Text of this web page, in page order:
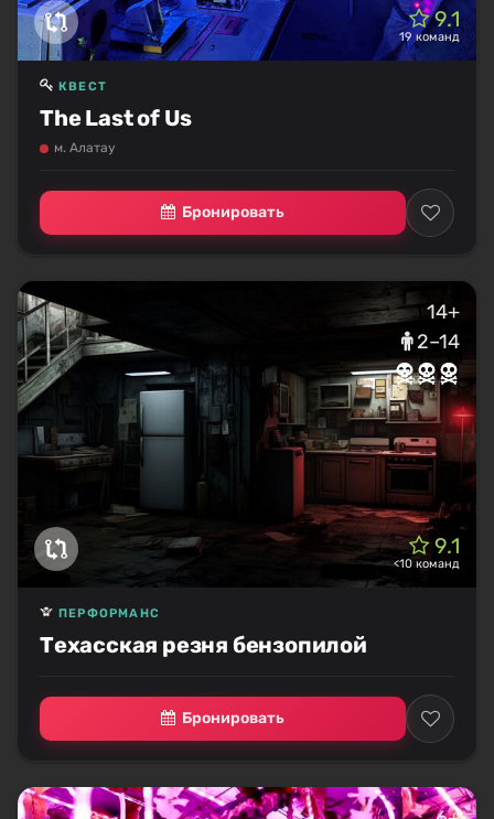
9.1
19 команд
The Last of Us
КВЕСТ
м. Алатау
Бронировать
14+
2–14
9.1
<10 команд
Техасская резня бензопилой
ПЕРФОРМАНС
Бронировать